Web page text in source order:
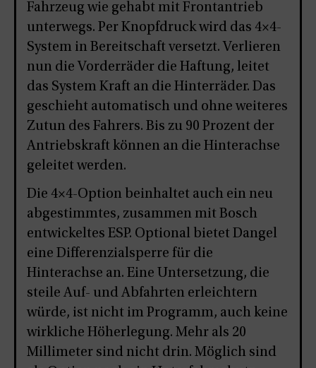
Fahrzeug wie gehabt mit Frontantrieb
unterwegs. Per Knopfdruck wird das 4×4-
System in Bereitschaft versetzt. Verlieren
nun die Vorderräder die Haftung, leitet
das System Kraft an die Hinterräder. Das
geschieht automatisch und ohne weiteres
Zutun des Fahrers. Bis zu 90 Prozent der
Antriebskraft können an die Hinterachse
geleitet werden.
Die 4×4-Option beinhaltet auch ein neu
abgestimmtes, zusammen mit Bosch
entwickeltes ESP. Optional bietet Dangel
eine Differenzialsperre für die
Hinterachse an. Eine Untersetzung, die
steile Auf- und Abfahrten erleichtern
würde, ist nicht im Programm, auch keine
wirkliche Höherlegung. Mehr als 20
Millimeter sind nicht drin. Möglich sind